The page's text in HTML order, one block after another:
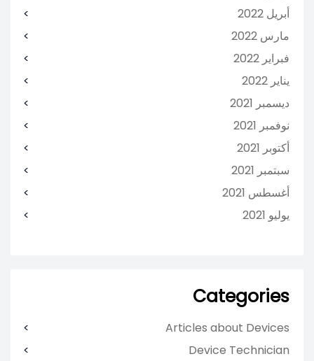
أبريل 2022
مارس 2022
فبراير 2022
يناير 2022
ديسمبر 2021
نوفمبر 2021
أكتوبر 2021
سبتمبر 2021
أغسطس 2021
يوليو 2021
Categories
Articles about Devices
Device Technician